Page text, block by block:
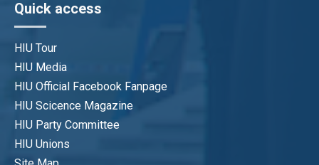
Quick access
HIU Tour
HIU Media
HIU Official Facebook Fanpage
HIU Scicence Magazine
HIU Party Committee
HIU Unions